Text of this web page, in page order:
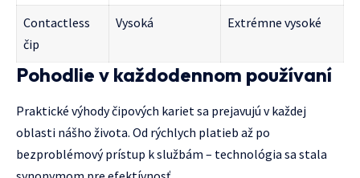
Contactless
čip
Vysoká Extrémne vysoké
Pohodlie v každodennom používaní
Praktické výhody čipových kariet sa prejavujú v každej
oblasti nášho života. Od rýchlych platieb až po
bezproblémový prístup k službám – technológia sa stala